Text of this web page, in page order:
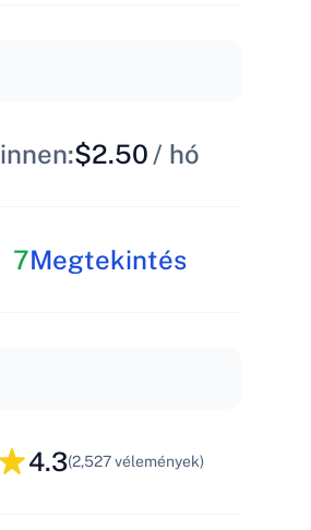
innen:$2.50 / hó
7Megtekintés
4.3(2,527 vélemények)